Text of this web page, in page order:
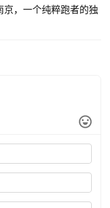
，一个纯粹跑者的独